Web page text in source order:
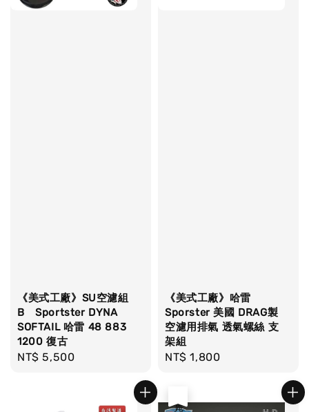
《美式工廠》SU空濾組
B Sportster DYNA
SOFTAIL 哈雷 48 883
1200 復古
Regular
NT$ 5,500
《美式工廠》哈雷
Sporster 美國 DRAG製
空濾用排氣 透氣螺絲 支
架組
Regular
NT$ 1,800